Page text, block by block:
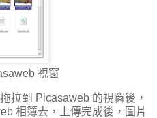
視窗
拉到 Picasaweb 的視窗後，
相簿去，上傳完成後，圖片